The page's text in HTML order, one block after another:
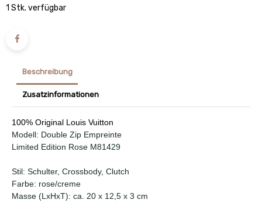
1 Stk. verfügbar
Beschreibung
Zusatzinformationen
100% Original Louis Vuitton
Modell: Double Zip Empreinte
Limited Edition Rose M81429
Stil: Schulter, Crossbody, Clutch
Farbe: rose/creme
Masse (LxHxT): ca. 20 x 12,5 x 3 cm